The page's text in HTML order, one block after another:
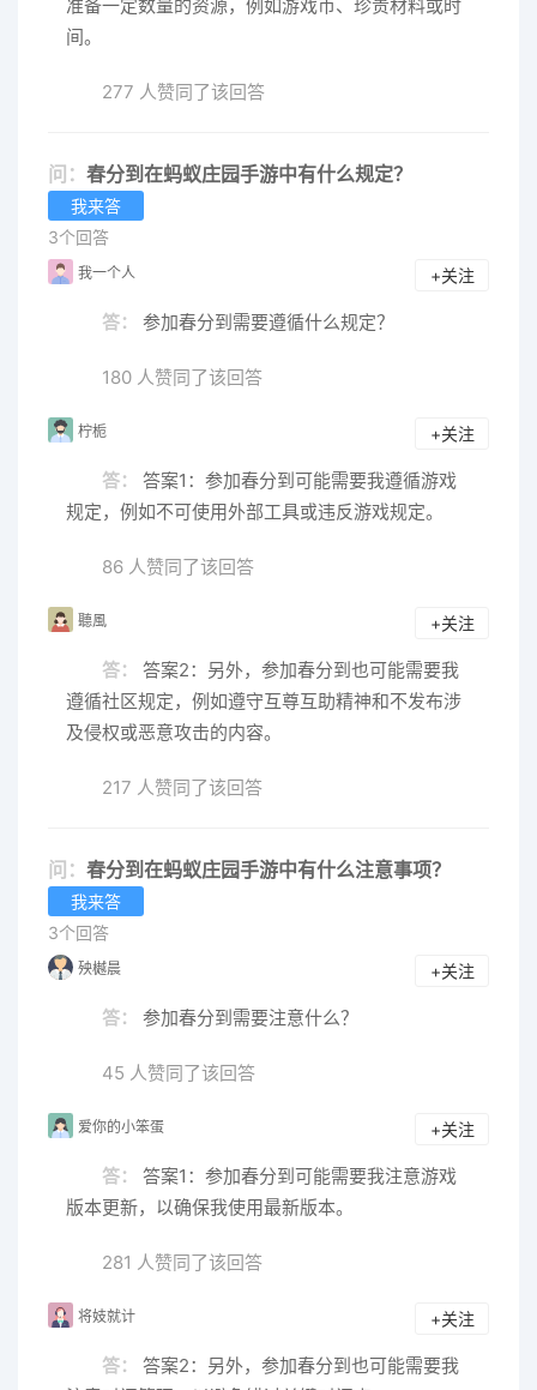
准备一定数量的资源，例如游戏币、珍贵材料或时
间。
277 人赞同了该回答
问： 春分到在蚂蚁庄园手游中有什么规定？
我来答
3个回答
我一个人 +关注
答： 参加春分到需要遵循什么规定？
180 人赞同了该回答
柠栀 +关注
答：
答案1：参加春分到可能需要我遵循游戏
规定，例如不可使用外部工具或违反游戏规定。
86 人赞同了该回答
聽風 +关注
答：
答案2：另外，参加春分到也可能需要我
遵循社区规定，例如遵守互尊互助精神和不发布涉
及侵权或恶意攻击的内容。
217 人赞同了该回答
问： 春分到在蚂蚁庄园手游中有什么注意事项？
我来答
3个回答
殃樾晨 +关注
答： 参加春分到需要注意什么？
45 人赞同了该回答
爱你的小笨蛋 +关注
答：
答案1：参加春分到可能需要我注意游戏
版本更新，以确保我使用最新版本。
281 人赞同了该回答
将妓就计 +关注
答：
答案2：另外，参加春分到也可能需要我